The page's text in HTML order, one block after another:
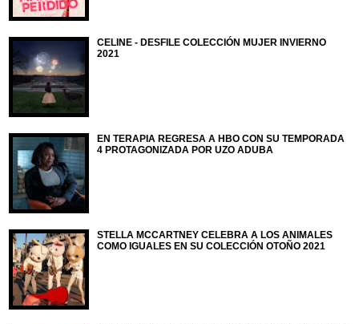
CELINE - DESFILE COLECCIÓN MUJER INVIERNO
2021
EN TERAPIA REGRESA A HBO CON SU TEMPORADA
4 PROTAGONIZADA POR UZO ADUBA
STELLA MCCARTNEY CELEBRA A LOS ANIMALES
COMO IGUALES EN SU COLECCIÓN OTOÑO 2021